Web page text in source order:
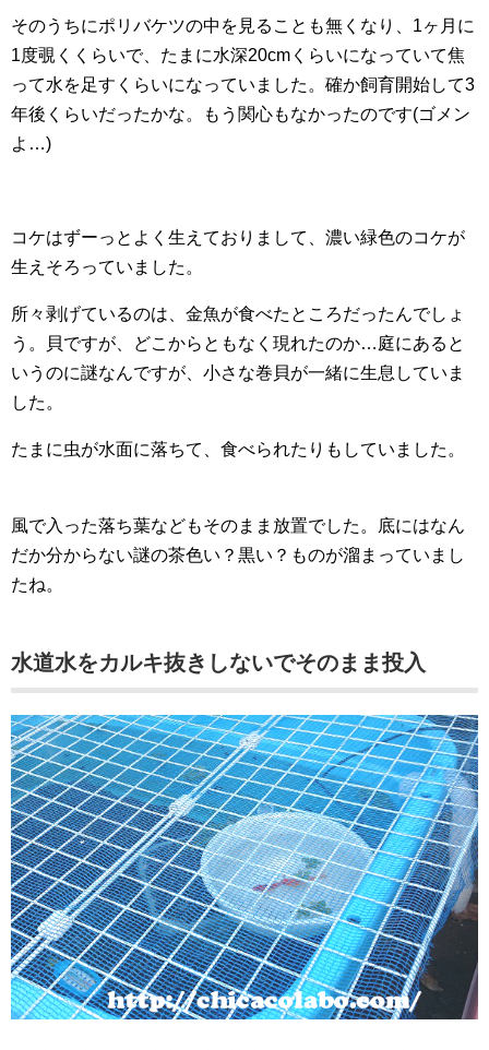
そのうちにポリバケツの中を見ることも無くなり、1ヶ月に
1度覗くくらいで、たまに水深20cmくらいになっていて焦
って水を足すくらいになっていました。確か飼育開始して3
年後くらいだったかな。もう関心もなかったのです(ゴメン
よ…)
コケはずーっとよく生えておりまして、濃い緑色のコケが
生えそろっていました。
所々剥げているのは、金魚が食べたところだったんでしょ
う。貝ですが、どこからともなく現れたのか…庭にあると
いうのに謎なんですが、小さな巻貝が一緒に生息していま
した。
たまに虫が水面に落ちて、食べられたりもしていました。
風で入った落ち葉などもそのまま放置でした。底にはなん
だか分からない謎の茶色い？黒い？ものが溜まっていまし
たね。
水道水をカルキ抜きしないでそのまま投入